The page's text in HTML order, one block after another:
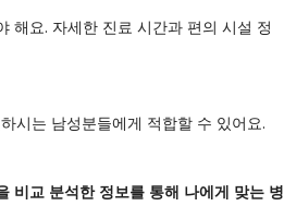
해요. 자세한 진료 시간과 편의 시설 정
시는 남성분들에게 적합할 수 있어요.
비교 분석한 정보를 통해 나에게 맞는 병